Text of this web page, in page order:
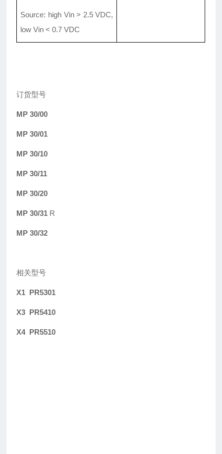
Source: high Vin > 2.5 VDC,
low Vin < 0.7 VDC
订货型号
MP 30/00
MP 30/01
MP 30/10
MP 30/11
MP 30/20
MP 30/31 R
MP 30/32
相关型号
X1 PR5301
X3 PR5410
X4 PR5510